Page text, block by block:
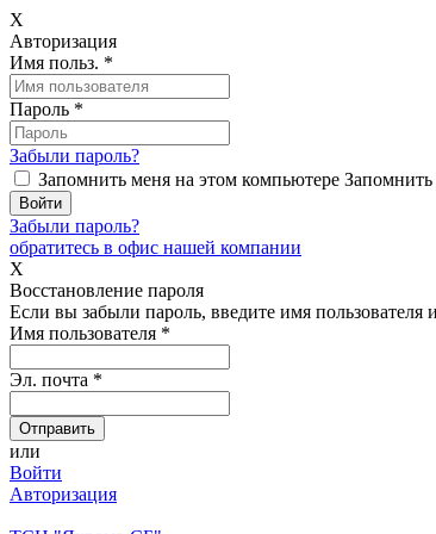
X
Авторизация
Имя польз. *
Пароль *
Забыли пароль?
Запомнить меня на этом компьютере Запомнить
Забыли пароль?
обратитесь в офис нашей компании
X
Восстановление пароля
Если вы забыли пароль, введите имя пользователя
Имя пользователя *
Эл. почта *
или
Войти
Авторизация